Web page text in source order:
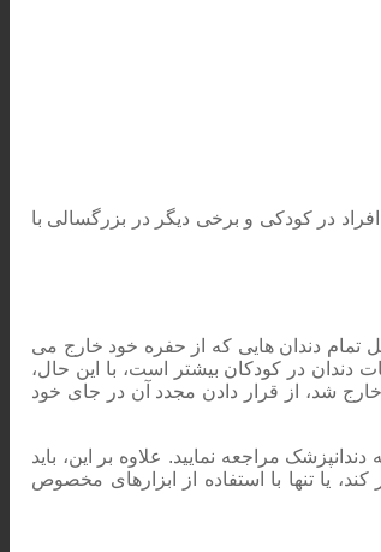
در کودکی و برخی دیگر در بزرگسالی با
تمام دندان هایی که از حفره خود خارج می
دندان در کودکان بیشتر است، با این حال،
شد، از قرار دادن مجدد آن در جای خود
مراجعه نمایید. علاوه بر این، باید
یا تنها با استفاده از ابزارهای مخصوص